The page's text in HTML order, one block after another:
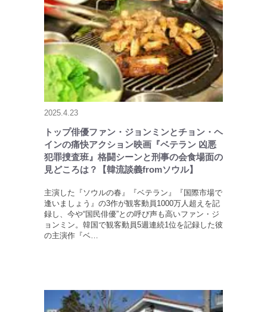
2025.4.23
トップ俳優ファン・ジョンミンとチョン・ヘ
インの痛快アクション映画『ベテラン 凶悪
犯罪捜査班』格闘シーンと刑事の会食場面の
見どころは？【韓流談義fromソウル】
主演した『ソウルの春』『ベテラン』『国際市場で
逢いましょう』の3作が観客動員1000万人超えを記
録し、今や“国民俳優”との呼び声も高いファン・ジ
ョンミン。韓国で観客動員5週連続1位を記録した彼
の主演作『ベ…